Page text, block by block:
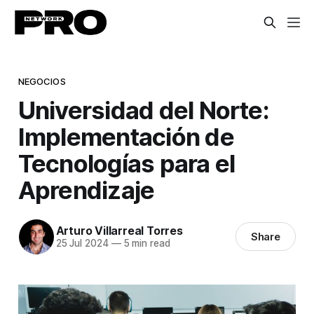
NEGOCIOS
Universidad del Norte:
Implementación de
Tecnologías para el
Aprendizaje
Arturo Villarreal Torres
25 Jul 2024 —5 min read Share